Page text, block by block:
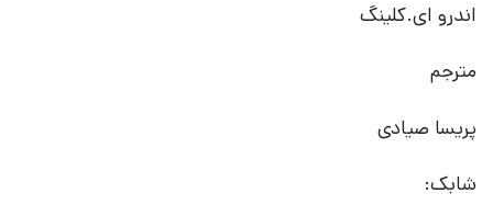
اندرو ای.کلینگ
مترجم
پریسا صیادی
شابک: